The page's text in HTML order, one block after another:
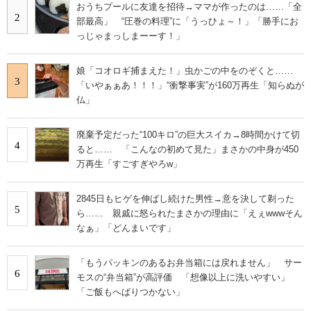
2
おうちプールに友達を招待→ママが作ったのは……「全
部最高」 “圧巻の料理”に「うっひょ～！」「勝手にお
っじゃまっしまーーす！」
3
娘「コオロギ捕まえた！」虫かごの中をのぞくと……
「いやぁぁあ！！！」“衝撃事実”が160万再生「知らぬが
仏」
4
廃棄予定だった“100キロ”の巨大スイカ→8時間かけて切
ると…… 「こんなの初めて見た」まさかの中身が450
万再生「すごすぎやろw」
5
2845日もヒゲを伸ばし続けた男性→意を決して剃った
ら…… 親戚に怒られたまさかの理由に「えぇwwwそん
なぁ」「どんまいです」
6
「もうパッキンのあるお弁当箱には戻れません」 サー
モスの“弁当箱”が高評価 「想像以上に洗いやすい」
「ご飯もへばりつかない」